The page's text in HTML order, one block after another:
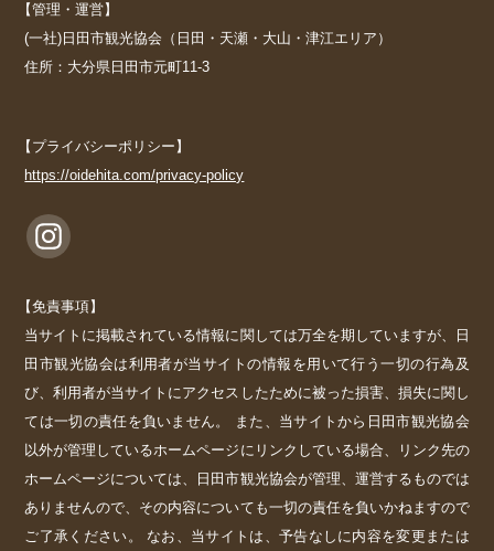
【管理・運営】
(一社)日田市観光協会（日田・天瀬・大山・津江エリア）
住所：大分県日田市元町11-3
【プライバシーポリシー】
https://oidehita.com/privacy-policy
【免責事項】
当サイトに掲載されている情報に関しては万全を期していますが、日
田市観光協会は利用者が当サイトの情報を用いて行う一切の行為及
び、利用者が当サイトにアクセスしたために被った損害、損失に関し
ては一切の責任を負いません。 また、当サイトから日田市観光協会
以外が管理しているホームページにリンクしている場合、リンク先の
ホームページについては、日田市観光協会が管理、運営するものでは
ありませんので、その内容についても一切の責任を負いかねますので
ご了承ください。 なお、当サイトは、予告なしに内容を変更または